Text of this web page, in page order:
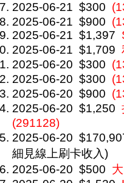
2025-06-21 $300
2025-06-21 $900
2025-06-21 $1,397
2025-06-21 $1,709
2025-06-20 $300
2025-06-20 $300
2025-06-20 $900
2025-06-20 $1,250
(291128)
2025-06-20
細見線上刷卡收入)
2025-06-20 $500